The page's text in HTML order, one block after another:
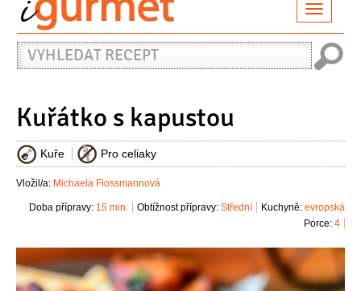
Vyhledat
recept
Kuřátko s kapustou
Kuře Pro celiaky
Vložil/a: Michaela Flossmannová
Kuchyně: evropská
Obtížnost přípravy: Střední
Doba přípravy: 15 min.
Porce: 4